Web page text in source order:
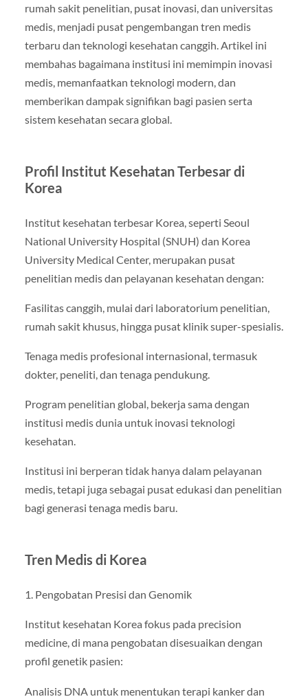
rumah sakit penelitian, pusat inovasi, dan universitas
medis, menjadi pusat pengembangan tren medis
terbaru dan teknologi kesehatan canggih. Artikel ini
membahas bagaimana institusi ini memimpin inovasi
medis, memanfaatkan teknologi modern, dan
memberikan dampak signifikan bagi pasien serta
sistem kesehatan secara global.
Profil Institut Kesehatan Terbesar di
Korea
Institut kesehatan terbesar Korea, seperti Seoul
National University Hospital (SNUH) dan Korea
University Medical Center, merupakan pusat
penelitian medis dan pelayanan kesehatan dengan:
Fasilitas canggih, mulai dari laboratorium penelitian,
rumah sakit khusus, hingga pusat klinik super-spesialis.
Tenaga medis profesional internasional, termasuk
dokter, peneliti, dan tenaga pendukung.
Program penelitian global, bekerja sama dengan
institusi medis dunia untuk inovasi teknologi
kesehatan.
Institusi ini berperan tidak hanya dalam pelayanan
medis, tetapi juga sebagai pusat edukasi dan penelitian
bagi generasi tenaga medis baru.
Tren Medis di Korea
1. Pengobatan Presisi dan Genomik
Institut kesehatan Korea fokus pada precision
medicine, di mana pengobatan disesuaikan dengan
profil genetik pasien:
Analisis DNA untuk menentukan terapi kanker dan